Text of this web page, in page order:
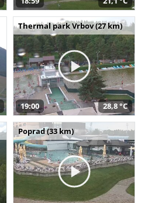
Thermal park Vrbov (27 km)
19:00 28,8 °C
Poprad (33 km)